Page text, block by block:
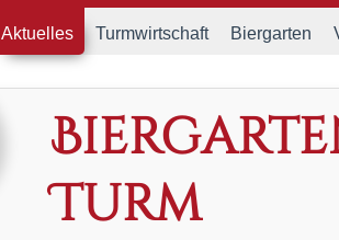
Aktuelles Turmwirtschaft Biergarten
Turm